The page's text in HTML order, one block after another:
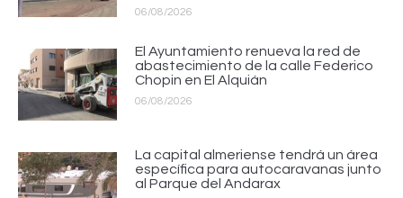
06/08/2026
El Ayuntamiento renueva la red de
abastecimiento de la calle Federico
Chopin en El Alquián
06/08/2026
La capital almeriense tendrá un área
específica para autocaravanas junto
al Parque del Andarax